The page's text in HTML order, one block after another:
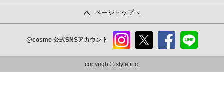
ページトップへ
@cosme 公式SNSアカウント
ram
copyright©istyle,inc.